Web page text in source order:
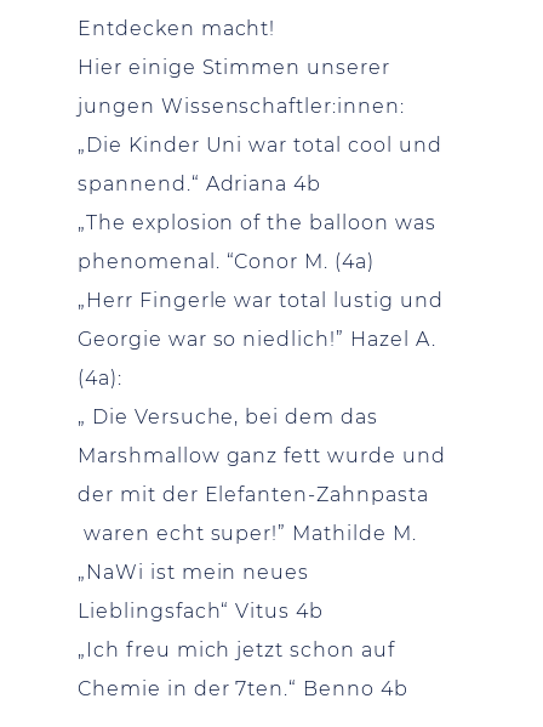
Entdecken macht!
Hier einige Stimmen unserer
jungen Wissenschaftler:innen:
„Die Kinder Uni war total cool und
spannend.“ Adriana 4b
„The explosion of the balloon was
phenomenal. “Conor M. (4a)
„Herr Fingerle war total lustig und
Georgie war so niedlich!” Hazel A.
(4a):
„ Die Versuche, bei dem das
Marshmallow ganz fett wurde und
der mit der Elefanten-Zahnpasta
waren echt super!” Mathilde M.
„NaWi ist mein neues
Lieblingsfach“ Vitus 4b
„Ich freu mich jetzt schon auf
Chemie in der 7ten.“ Benno 4b